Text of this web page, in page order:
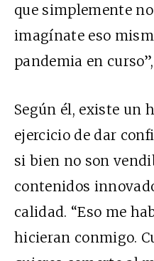
que simplemente
imagínate eso
pandemia en
Según él, existe un
ejercicio de dar
si bien no son
contenidos
calidad. “Eso me
hicieran conmigo.